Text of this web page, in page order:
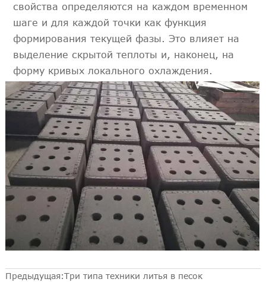
свойства определяются на каждом временном
шаге и для каждой точки как функция
формирования текущей фазы. Это влияет на
выделение скрытой теплоты и, наконец, на
форму кривых локального охлаждения.
Предыдущая:Три типа техники литья в песок